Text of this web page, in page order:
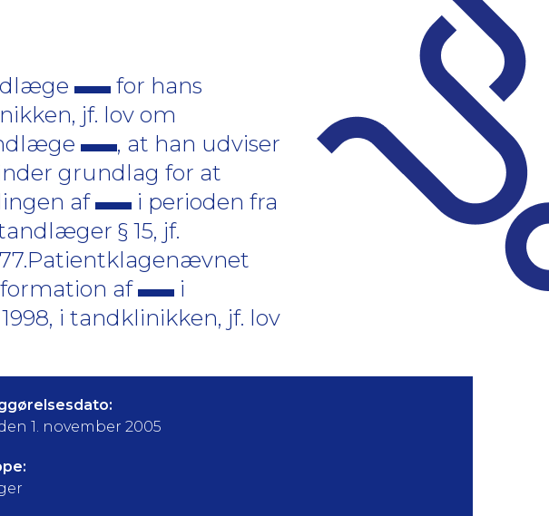
for hans
jf. lov om
, at han udviser
grundlag for at
af
i perioden fra
§ 15, jf.
af
i
i tandklinikken, jf. lov
1. november 2005